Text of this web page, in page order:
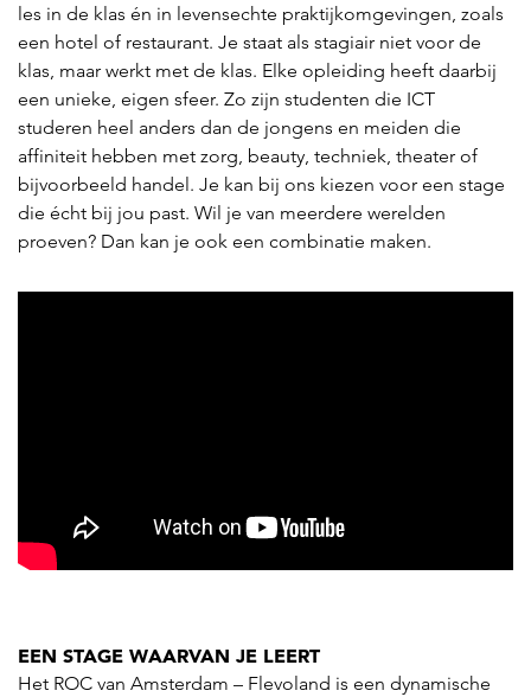
les in de klas én in levensechte praktijkomgevingen, zoals
een hotel of restaurant. Je staat als stagiair niet voor de
klas, maar werkt met de klas. Elke opleiding heeft daarbij
een unieke, eigen sfeer. Zo zijn studenten die ICT
studeren heel anders dan de jongens en meiden die
affiniteit hebben met zorg, beauty, techniek, theater of
bijvoorbeeld handel. Je kan bij ons kiezen voor een stage
die écht bij jou past. Wil je van meerdere werelden
proeven? Dan kan je ook een combinatie maken.
EEN STAGE WAARVAN JE LEERT
Het ROC van Amsterdam – Flevoland is een dynamische